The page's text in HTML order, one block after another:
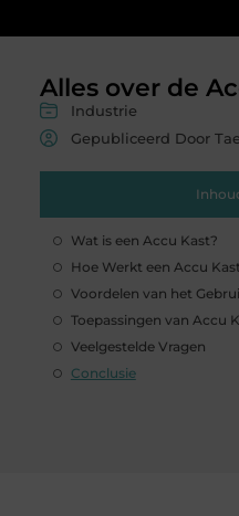
Alles over de
Industrie
Gepubliceerd Door
Wat is een Accu Kast?
Hoe Werkt een Accu
Voordelen van het
Toepassingen van Accu
Veelgestelde Vragen
Conclusie